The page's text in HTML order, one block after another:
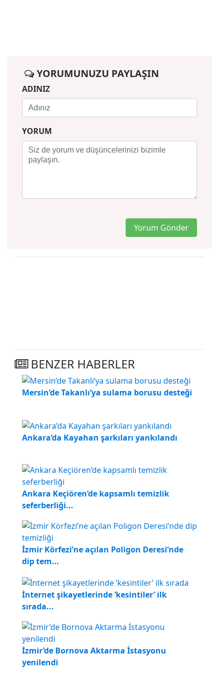
YORUMUNUZU PAYLAŞIN
ADINIZ
YORUM
Yorum Gönder
BENZER HABERLER
Mersin’de Takanlı’ya sulama borusu desteği
Ankara’da Kayahan şarkıları yankılandı
Ankara Keçiören’de kapsamlı temizlik
seferberliği...
İzmir Körfezi’ne açılan Poligon Deresi’nde
dip tem...
İnternet şikayetlerinde ’kesintiler’ ilk
sırada...
İzmir’de Bornova Aktarma İstasyonu
yenilendi